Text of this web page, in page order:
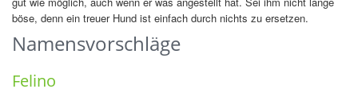
böse, denn ein treuer Hund ist einfach durch nichts zu ersetzen.
Namensvorschläge
Felino